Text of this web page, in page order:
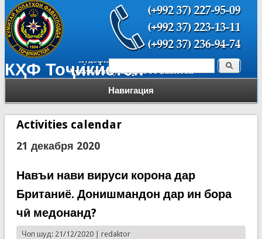
КҲФ Тоҷикистон
Навигация
Форма поиска Поиск
Activities calendar
21 декабря 2020
Навъи нави вируси корона дар
Британиё. Донишмандон дар ин бора
чӣ медонанд?
Чоп шуд: 21/12/2020 | redaktor